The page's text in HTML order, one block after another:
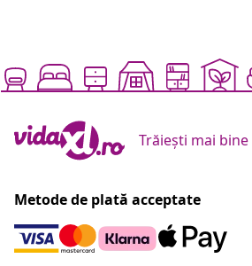
Trăiești mai
Metode de plată acceptate